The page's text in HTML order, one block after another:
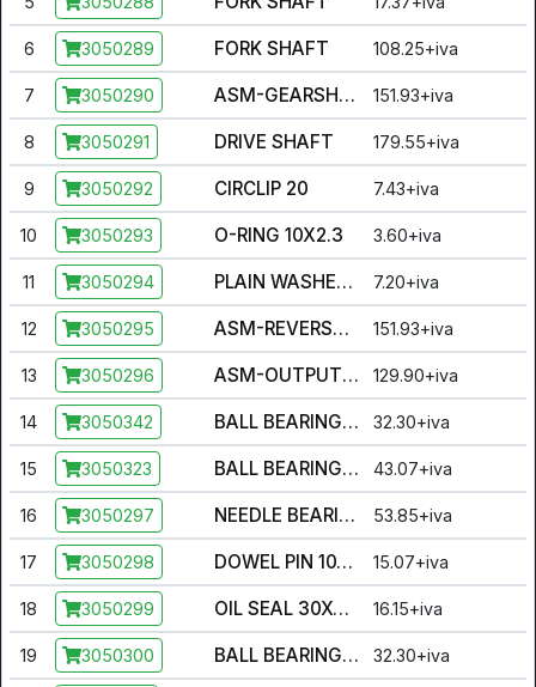
6 3050289 FORK SHAFT 108.25+iva
7 3050290 ASM-GEARSHIFT SHAFT 151.93+iva
8 3050291 DRIVE SHAFT 179.55+iva
9 3050292 CIRCLIP 20 7.43+iva
10 3050293 O-RING 10X2.3 3.60+iva
11 3050294 PLAIN WASHERS (STEEL) 15X19X1 7.20+iva
12 3050295 ASM-REVERSE GEAR SHAFT 151.93+iva
13 3050296 ASM-OUTPUT SHAFT 129.90+iva
14 3050342 BALL BEARING 6302 32.30+iva
15 3050323 BALL BEARING 6204 43.07+iva
16 3050297 NEEDLE BEARING RNA4905 53.85+iva
17 3050298 DOWEL PIN 10X14 15.07+iva
18 3050299 OIL SEAL 30X40X6 16.15+iva
19 3050300 BALL BEARING 6205-2RS 32.30+iva